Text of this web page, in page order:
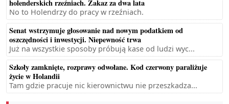
holenderskich rzeźniach. Zakaz za dwa lata
No to Holendrzy do pracy w rzeźniach.
Senat wstrzymuje głosowanie nad nowym podatkiem od
oszczędności i inwestycji. Niepewność trwa
Już na wszystkie sposoby próbują kase od ludzi wyc...
Szkoły zamknięte, rozprawy odwołane. Kod czerwony paraliżuje
życie w Holandii
Tam gdzie pracuje nic kierownictwu nie przeszkadza...